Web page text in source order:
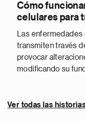
Cómo
celulares para
enfermedades
Las
transmiten través
provocar
modificando su
Ver todas las